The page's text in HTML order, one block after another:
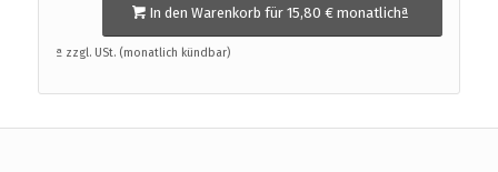
In den Warenkorb für 15,80 € monatlichª
ª zzgl. USt. (monatlich kündbar)